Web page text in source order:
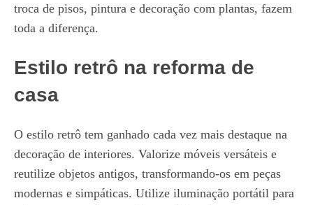
troca de pisos, pintura e decoração com plantas, fazem
toda a diferença.
Estilo retrô na reforma de
casa
O estilo retrô tem ganhado cada vez mais destaque na
decoração de interiores. Valorize móveis versáteis e
reutilize objetos antigos, transformando-os em peças
modernas e simpáticas. Utilize iluminação portátil para